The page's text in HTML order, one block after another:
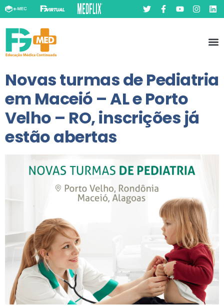
Novas turmas de Pediatria
em Maceió – AL e Porto
Velho – RO, inscrições já
estão abertas